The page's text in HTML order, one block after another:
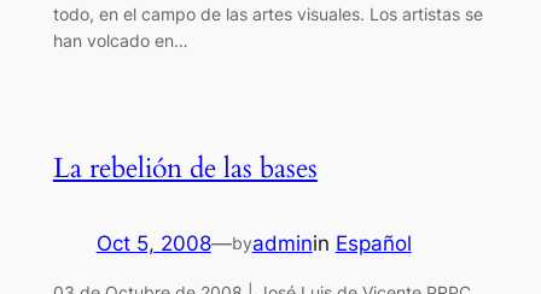
todo, en el campo de las artes visuales. Los artistas se
han volcado en…
La rebelión de las bases
Oct 5, 2008—byadminin Español